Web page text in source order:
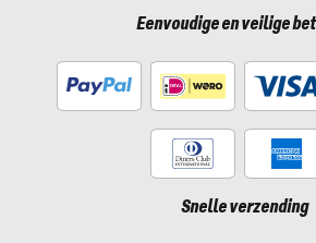
Eenvoudige en veilige
Snelle verzending